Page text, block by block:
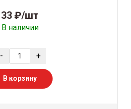
33 ₽/шт
В наличии
- +
В корзину